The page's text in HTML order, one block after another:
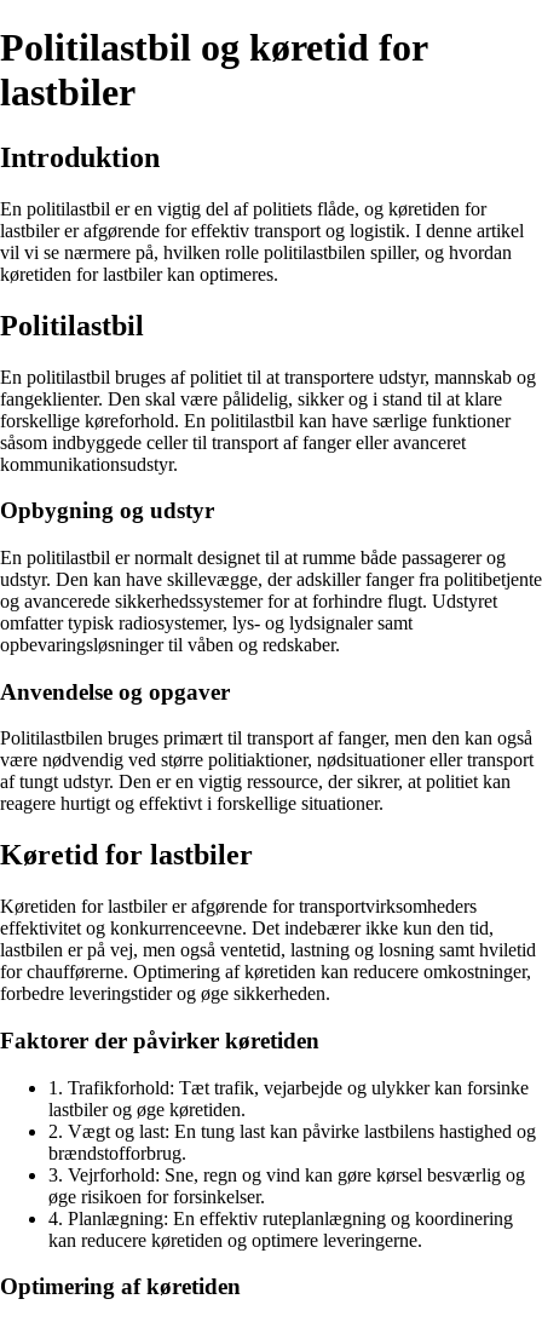
Politilastbil og køretid for
lastbiler
Introduktion
En politilastbil er en vigtig del af politiets flåde, og køretiden for
lastbiler er afgørende for effektiv transport og logistik. I denne artikel
vil vi se nærmere på, hvilken rolle politilastbilen spiller, og hvordan
køretiden for lastbiler kan optimeres.
Politilastbil
En politilastbil bruges af politiet til at transportere udstyr, mannskab og
fangeklienter. Den skal være pålidelig, sikker og i stand til at klare
forskellige køreforhold. En politilastbil kan have særlige funktioner
såsom indbyggede celler til transport af fanger eller avanceret
kommunikationsudstyr.
Opbygning og udstyr
En politilastbil er normalt designet til at rumme både passagerer og
udstyr. Den kan have skillevægge, der adskiller fanger fra politibetjente
og avancerede sikkerhedssystemer for at forhindre flugt. Udstyret
omfatter typisk radiosystemer, lys- og lydsignaler samt
opbevaringsløsninger til våben og redskaber.
Anvendelse og opgaver
Politilastbilen bruges primært til transport af fanger, men den kan også
være nødvendig ved større politiaktioner, nødsituationer eller transport
af tungt udstyr. Den er en vigtig ressource, der sikrer, at politiet kan
reagere hurtigt og effektivt i forskellige situationer.
Køretid for lastbiler
Køretiden for lastbiler er afgørende for transportvirksomheders
effektivitet og konkurrenceevne. Det indebærer ikke kun den tid,
lastbilen er på vej, men også ventetid, lastning og losning samt hviletid
for chaufførerne. Optimering af køretiden kan reducere omkostninger,
forbedre leveringstider og øge sikkerheden.
Faktorer der påvirker køretiden
1. Trafikforhold: Tæt trafik, vejarbejde og ulykker kan forsinke
lastbiler og øge køretiden.
2. Vægt og last: En tung last kan påvirke lastbilens hastighed og
brændstofforbrug.
3. Vejrforhold: Sne, regn og vind kan gøre kørsel besværlig og
øge risikoen for forsinkelser.
4. Planlægning: En effektiv ruteplanlægning og koordinering
kan reducere køretiden og optimere leveringerne.
Optimering af køretiden